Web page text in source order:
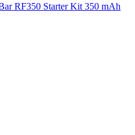
RF350 Starter Kit 350 mAh